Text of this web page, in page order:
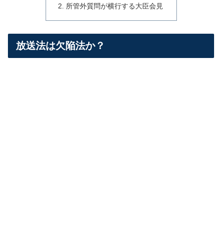
所管外質問が横行する大臣会見
放送法は欠陥法か？